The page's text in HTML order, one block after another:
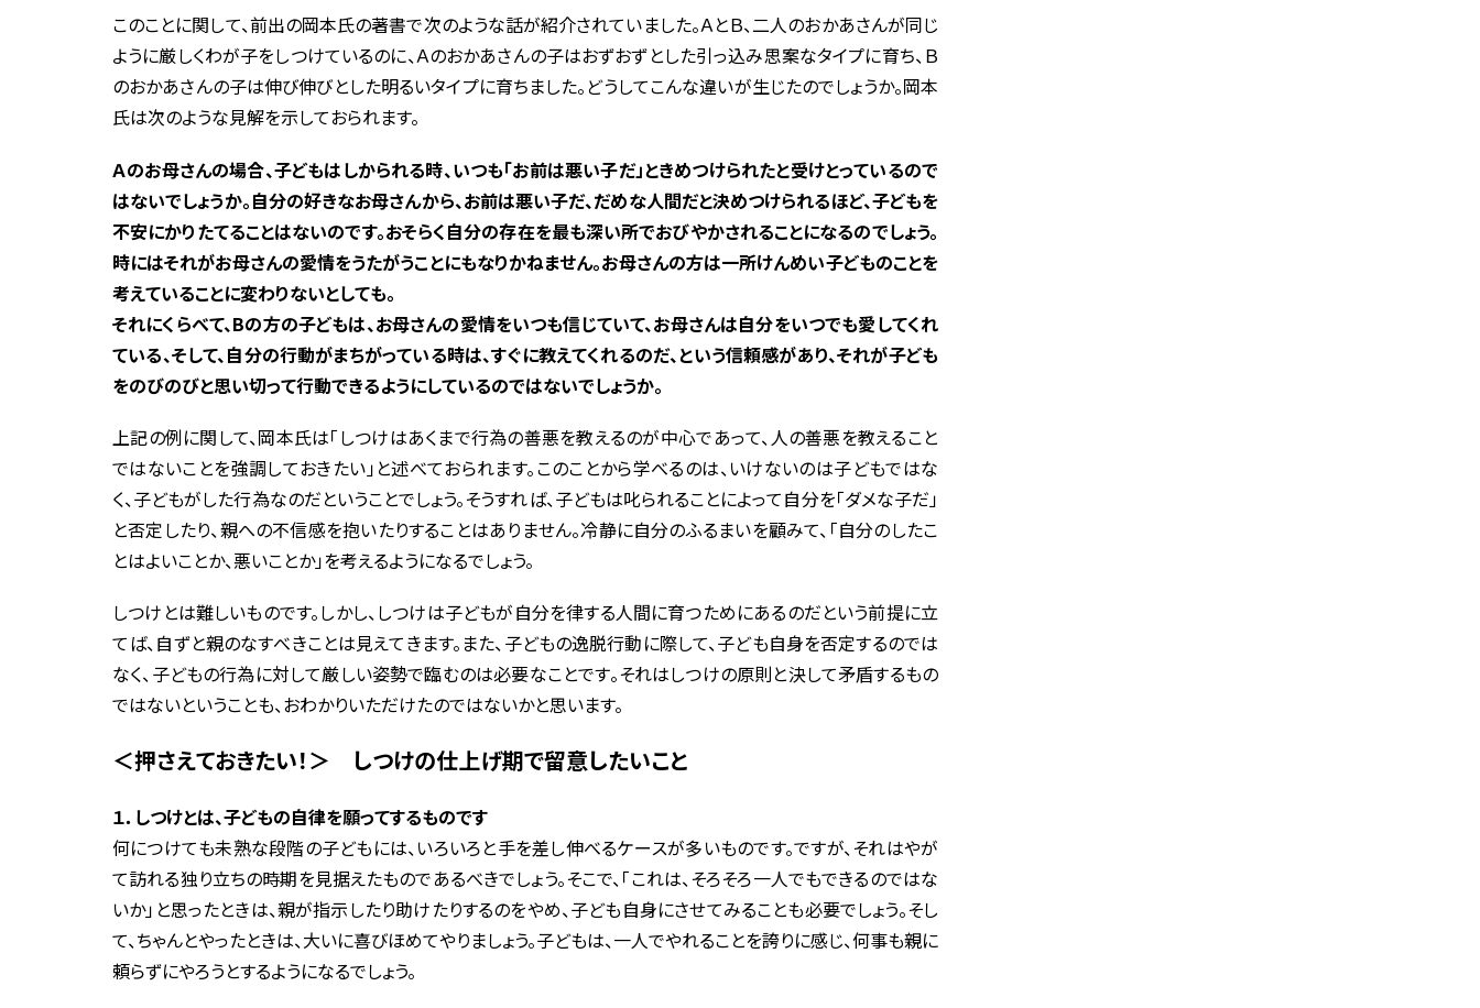
このことに関して、前出の岡本氏の著書で次のような話が紹介されていました。ＡとＢ、二人のおかあさんが同じ
ように厳しくわが子をしつけているのに、Ａのおかあさんの子はおずおずとした引っ込み思案なタイプに育ち、Ｂ
のおかあさんの子は伸び伸びとした明るいタイプに育ちました。どうしてこんな違いが生じたのでしょうか。岡本
氏は次のような見解を示しておられます。
Ａのお母さんの場合、子どもはしかられる時、いつも「お前は悪い子だ」ときめつけられたと受けとっているので
はないでしょうか。自分の好きなお母さんから、お前は悪い子だ、だめな人間だと決めつけられるほど、子どもを
不安にかりたてることはないのです。おそらく自分の存在を最も深い所でおびやかされることになるのでしょう。
時にはそれがお母さんの愛情をうたがうことにもなりかねません。お母さんの方は一所けんめい子どものことを
考えていることに変わりないとしても。
それにくらべて、Bの方の子どもは、お母さんの愛情をいつも信じていて、お母さんは自分をいつでも愛してくれ
ている、そして、自分の行動がまちがっている時は、すぐに教えてくれるのだ、という信頼感があり、それが子ども
をのびのびと思い切って行動できるようにしているのではないでしょうか。
上記の例に関して、岡本氏は「しつけはあくまで行為の善悪を教えるのが中心であって、人の善悪を教えること
ではないことを強調しておきたい」と述べておられます。このことから学べるのは、いけないのは子どもではな
く、子どもがした行為なのだということでしょう。そうすれば、子どもは叱られることによって自分を「ダメな子だ」
と否定したり、親への不信感を抱いたりすることはありません。冷静に自分のふるまいを顧みて、「自分のしたこ
とはよいことか、悪いことか」を考えるようになるでしょう。
しつけとは難しいものです。しかし、しつけは子どもが自分を律する人間に育つためにあるのだという前提に立
てば、自ずと親のなすべきことは見えてきます。また、子どもの逸脱行動に際して、子ども自身を否定するのでは
なく、子どもの行為に対して厳しい姿勢で臨むのは必要なことです。それはしつけの原則と決して矛盾するもの
ではないということも、おわかりいただけたのではないかと思います。
＜押さえておきたい！＞ しつけの仕上げ期で留意したいこと
１．しつけとは、子どもの自律を願ってするものです
何につけても未熟な段階の子どもには、いろいろと手を差し伸べるケースが多いものです。ですが、それはやが
て訪れる独り立ちの時期を見据えたものであるべきでしょう。そこで、「これは、そろそろ一人でもできるのではな
いか」と思ったときは、親が指示したり助けたりするのをやめ、子ども自身にさせてみることも必要でしょう。そし
て、ちゃんとやったときは、大いに喜びほめてやりましょう。子どもは、一人でやれることを誇りに感じ、何事も親に
頼らずにやろうとするようになるでしょう。